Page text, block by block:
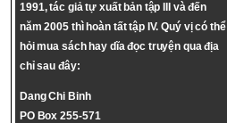
1991, tác giả tự xuất bản tập III và đến
năm 2005 thì hoàn tất tập IV. Quý vị có thể
hỏi mua sách hay dĩa đọc truyện qua địa
chỉ sau đây:
Dang Chi Binh
PO Box 255-571